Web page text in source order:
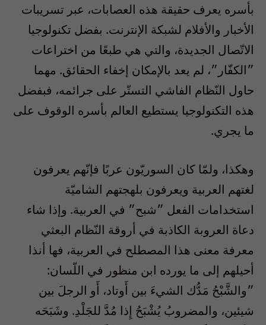
بأسره يعرف حقيقة هذه العصابات، عبر تسريبات
الأخبار والأفلام لشبكة الإنترنت. بفضل تكنولوجيا
الاتّصال الجديدة، والتي هي طبعًا من اختراعات
״الكفّار״، لم يعد بالإمكان إخفاء الحقائق. مهما
حاول النّظام الفاشي التستّر على جرائمه، فبفضل
هذه التكنولوجيا يستطيع العالم بأسره الوقوف على
ما يجري.
وهكذا، ولمّا كان السوريّون عربًا فإنّهم يعرفون
لغتهم العربية ويعرفون بلهجتهم الشاميّة
استخدامات الفعل ״شبح״ في العربية. وإذا شاء
دعاة العروبة الكاذبة في أروقة النّظام البعثي
معرفة معنى هذا المصطلح في العربية، فها أنذا
أحيلهم إلى ما يورده ابن منظور في اللّسان:
״والشَّبْحُ مَدُّك الشيءَ بين أَوتاد، أَو الرجلَ بين
شيئين، والمضروبُ يُشْبَحُ إِذا مُدَّ للجَلْدِ. وشَبَحَه